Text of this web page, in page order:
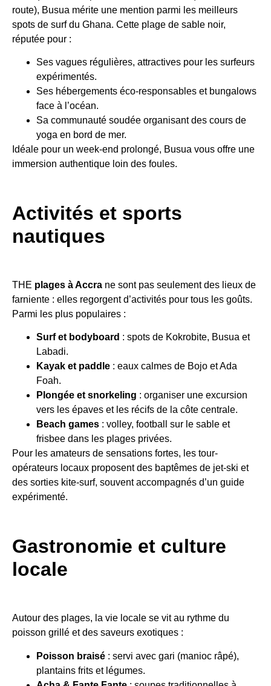
route), Busua mérite une mention parmi les meilleurs
spots de surf du Ghana. Cette plage de sable noir,
réputée pour :
Ses vagues régulières, attractives pour les surfeurs
expérimentés.
Ses hébergements éco-responsables et bungalows
face à l’océan.
Sa communauté soudée organisant des cours de
yoga en bord de mer.
Idéale pour un week-end prolongé, Busua vous offre une
immersion authentique loin des foules.
Activités et sports
nautiques
THE plages à Accra ne sont pas seulement des lieux de
farniente : elles regorgent d’activités pour tous les goûts.
Parmi les plus populaires :
Surf et bodyboard : spots de Kokrobite, Busua et
Labadi.
Kayak et paddle : eaux calmes de Bojo et Ada
Foah.
Plongée et snorkeling : organiser une excursion
vers les épaves et les récifs de la côte centrale.
Beach games : volley, football sur le sable et
frisbee dans les plages privées.
Pour les amateurs de sensations fortes, les tour-
opérateurs locaux proposent des baptêmes de jet-ski et
des sorties kite-surf, souvent accompagnés d’un guide
expérimenté.
Gastronomie et culture
locale
Autour des plages, la vie locale se vit au rythme du
poisson grillé et des saveurs exotiques :
Poisson braisé : servi avec gari (manioc râpé),
plantains frits et légumes.